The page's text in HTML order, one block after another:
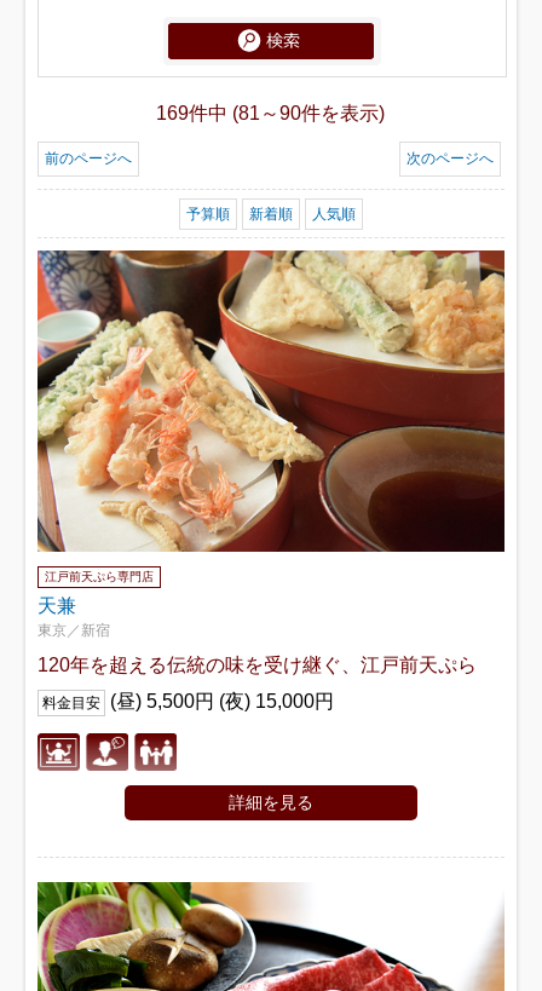
169件中 (81～90件を表示)
前のページへ 次のページへ
予算順 新着順 人気順
江戸前天ぷら専門店
天兼
東京／新宿
120年を超える伝統の味を受け継ぐ、江戸前天ぷら
料金目安 (昼) 5,500円 (夜) 15,000円
詳細を見る